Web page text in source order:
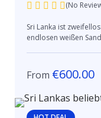
(No
Sri Lanka ist
endlosen weißen
From €600.00